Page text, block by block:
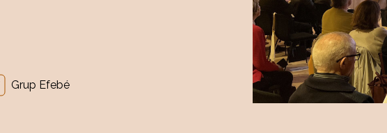
Grup Efebé